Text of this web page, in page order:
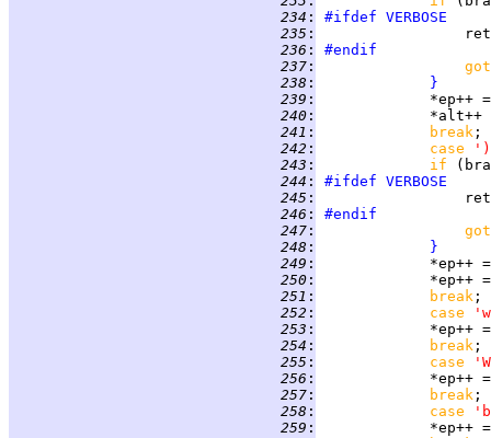
234 : #ifdef VERBOSE
235 :
236 :
#endif
237 :
238 :
}
239 :
*ep++
240 :
241 : break
242 : case
243 : if
244 : #ifdef VERBOSE
245 :
246 :
#endif
247 :
248 :
}
249 :
*ep++
250 :
251 : break
252 : case
253 :
*ep++
254 : break
255 : case
256 :
*ep++
257 : break
258 : case
259 :
*ep++